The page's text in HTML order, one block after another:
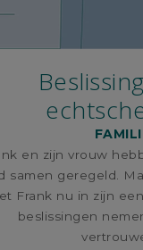
en zijn vrouw
samen geregeld.
Frank nu in zijn
beslissingen